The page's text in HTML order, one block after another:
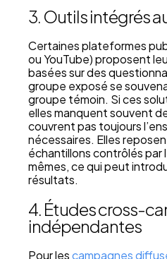
3. Outils intégrés
Certaines plateformes
ou YouTube) proposent
basées sur des
groupe exposé se
groupe témoin. Si ces
elles manquent souvent
couvrent pas toujours
nécessaires. Elles
échantillons contrôlés
mêmes, ce qui peut
résultats.
4. Études cross-
indépendantes
Pour lescampagnes